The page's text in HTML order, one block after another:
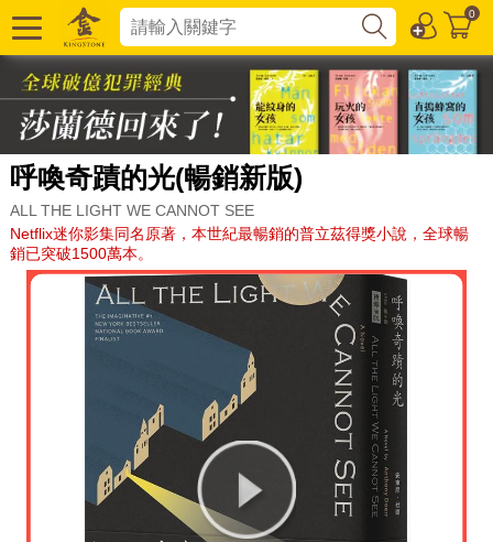
0
呼喚奇蹟的光(暢銷新版)
ALL THE LIGHT WE CANNOT SEE
Netflix迷你影集同名原著，本世紀最暢銷的普立茲得獎小說，全球暢
銷已突破1500萬本。